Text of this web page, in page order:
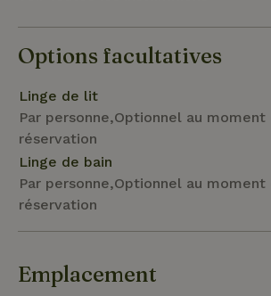
Options facultatives
Linge de lit
Par personne,Optionnel au moment
réservation
Linge de bain
Par personne,Optionnel au moment
réservation
Emplacement